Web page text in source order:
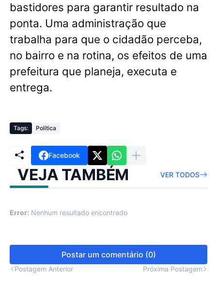
bastidores para garantir resultado na
ponta. Uma administração que
trabalha para que o cidadão perceba,
no bairro e na rotina, os efeitos de uma
prefeitura que planeja, executa e
entrega.
Tags: Política
Facebook
VEJA TAMBÉM VER TODOS
Error: Nenhum resultado encontrado
Postar um comentário (0)
Postagem Anterior Próxima Postagem